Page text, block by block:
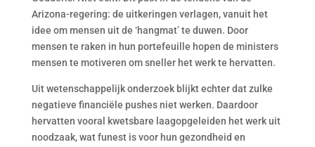
Arizona-regering: de uitkeringen verlagen, vanuit het
idee om mensen uit de ‘hangmat’ te duwen. Door
mensen te raken in hun portefeuille hopen de ministers
mensen te motiveren om sneller het werk te hervatten.
Uit wetenschappelijk onderzoek blijkt echter dat zulke
negatieve financiële pushes niet werken. Daardoor
hervatten vooral kwetsbare laagopgeleiden het werk uit
noodzaak, wat funest is voor hun gezondheid en